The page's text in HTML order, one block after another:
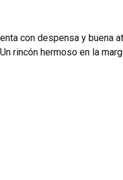
con despensa y buena
rincón hermoso en la